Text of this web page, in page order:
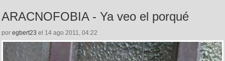
ARACNOFOBIA - Ya veo el porqué
por egbert23 el 14 ago 2011, 04:22